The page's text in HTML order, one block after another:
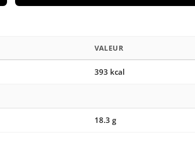
VALEUR
393 kcal
18.3 g